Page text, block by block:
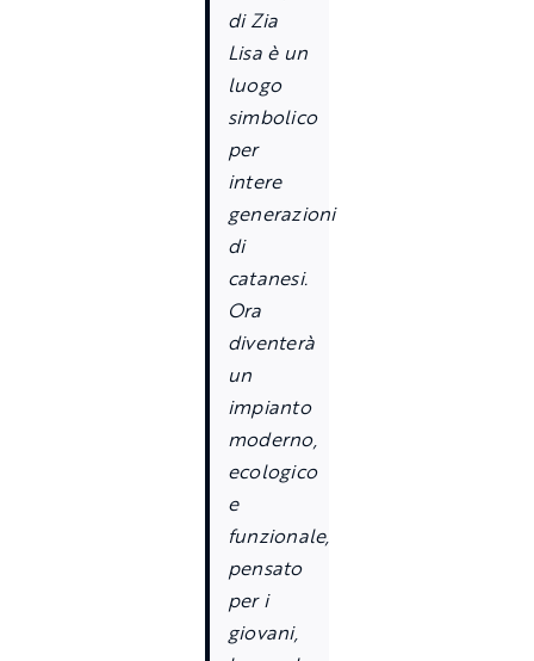
di Zia
Lisa è un
luogo
simbolico
per
intere
generazioni
di
catanesi.
Ora
diventerà
un
impianto
moderno,
ecologico
e
funzionale,
pensato
per i
giovani,